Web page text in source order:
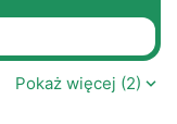
Pokaż więcej (2)